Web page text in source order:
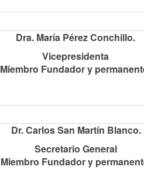
Dra. María Pérez Conchillo.
Vicepresidenta
Miembro Fundador y
Dr. Carlos San Martín Blanco.
Secretario General
Miembro Fundador y